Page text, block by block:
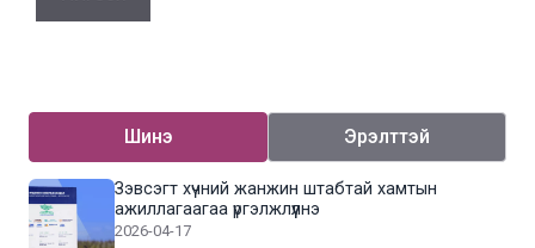
Шинэ Эрэлттэй
Зэвсэгт хүчний жанжин штабтай хамтын
ажиллагаагаа үргэлжлүүлнэ
2026-04-17